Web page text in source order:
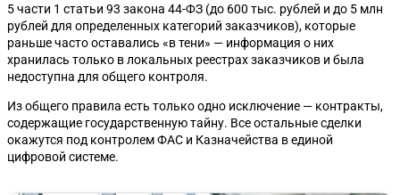
5 части 1 статьи 93 закона 44-ФЗ (до 600 тыс. рублей и до 5 млн
рублей для определенных категорий заказчиков), которые
раньше часто оставались «в тени» — информация о них
хранилась только в локальных реестрах заказчиков и была
недоступна для общего контроля.
Из общего правила есть только одно исключение — контракты,
содержащие государственную тайну. Все остальные сделки
окажутся под контролем ФАС и Казначейства в единой
цифровой системе.